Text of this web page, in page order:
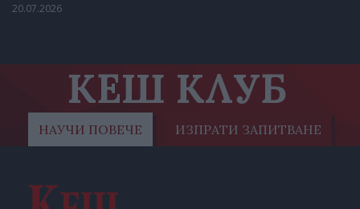
20.07.2026
КЕШ КЛУБ
НАУЧИ ПОВЕЧЕ ИЗПРАТИ ЗАПИТВАНЕ